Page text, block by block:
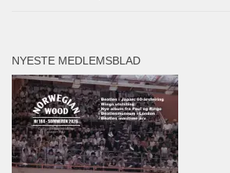
NYESTE MEDLEMSBLAD